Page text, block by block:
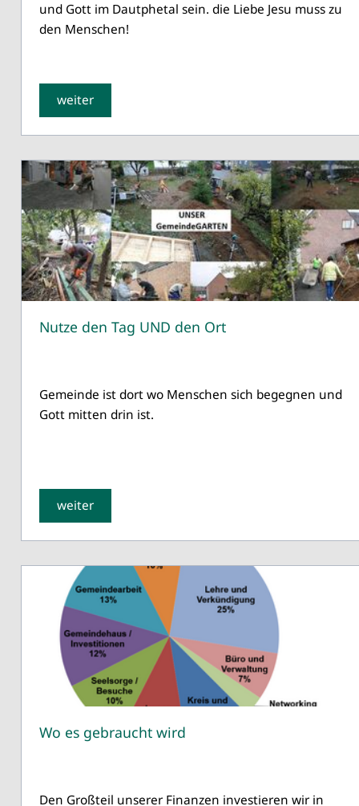
und Gott im Dautphetal sein. die Liebe Jesu muss zu
den Menschen!
weiter
Nutze den Tag UND den Ort
Gemeinde ist dort wo Menschen sich begegnen und
Gott mitten drin ist.
weiter
Wo es gebraucht wird
Den Großteil unserer Finanzen investieren wir in